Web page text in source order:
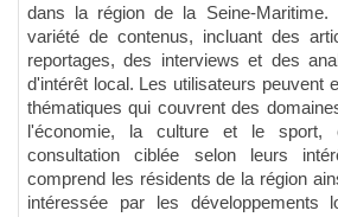
dans la région de la Seine-
variété de contenus, incluant des
reportages, des interviews et des
d'intérêt local. Les utilisateurs peuvent
thématiques qui couvrent des
l'économie, la culture et le sport,
consultation ciblée selon leurs
comprend les résidents de la région
intéressée par les développements